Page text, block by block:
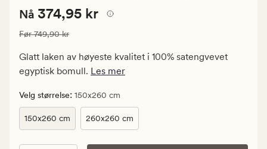
Nåværende
374,95
kr.
Vanlig
749,90
kr
Nåværende pris
Nå 374,95 kr
Vanlig pris 749,90 kr
Før749,90 kr
Glatt laken av høyeste kvalitet i 100% satengvevet
egyptisk bomull. Les mer
Velg størrelse: 150x260 cm
150x260 cm 260x260 cm